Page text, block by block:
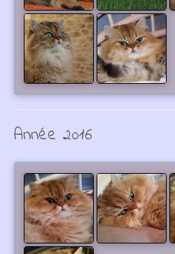
Année 2016